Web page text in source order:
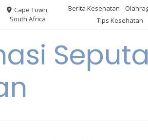
Cape Town,
South Africa
Berita Kesehatan
Tips Kesehatan